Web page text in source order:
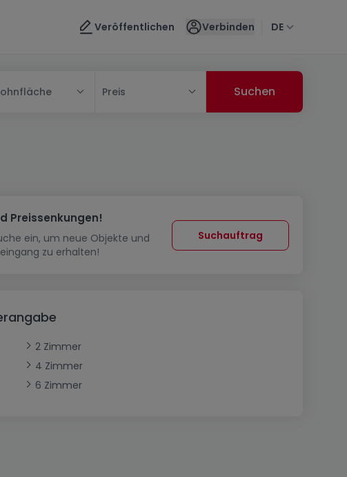
Veröffentlichen Verbinden DE
Preis
Preissenkungen!
ein, um neue Objekte und
zu erhalten!
Suchauftrag
2 Zimmer
4 Zimmer
6 Zimmer